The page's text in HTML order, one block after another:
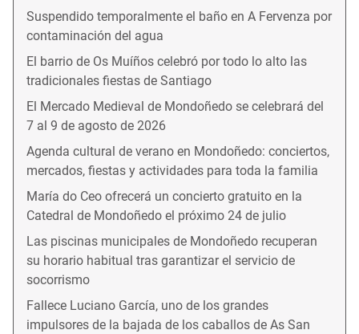
Suspendido temporalmente el baño en A Fervenza por
contaminación del agua
El barrio de Os Muíños celebró por todo lo alto las
tradicionales fiestas de Santiago
El Mercado Medieval de Mondoñedo se celebrará del
7 al 9 de agosto de 2026
Agenda cultural de verano en Mondoñedo: conciertos,
mercados, fiestas y actividades para toda la familia
María do Ceo ofrecerá un concierto gratuito en la
Catedral de Mondoñedo el próximo 24 de julio
Las piscinas municipales de Mondoñedo recuperan
su horario habitual tras garantizar el servicio de
socorrismo
Fallece Luciano García, uno de los grandes
impulsores de la bajada de los caballos de As San